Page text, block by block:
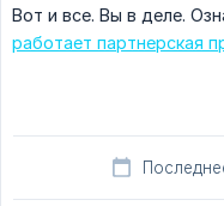
Вот и все. Вы в деле.
работает партнерская